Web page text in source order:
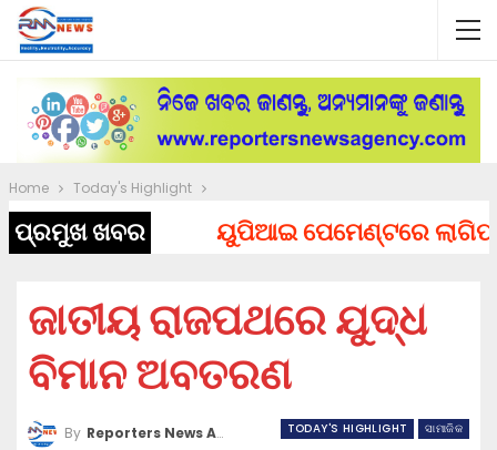
Home Today's Highlight
ପ୍ରମୁଖ ଖବର ୟୁପିଆଇ ପେମେଣ୍ଟରେ ଲାଗିପାରେ
ଜାତୀୟ ରାଜପଥରେ ଯୁଦ୍ଧ
ବିମାନ ଅବତରଣ
TODAY'S HIGHLIGHT ସାମାଜିକ
By Reporters News Agency